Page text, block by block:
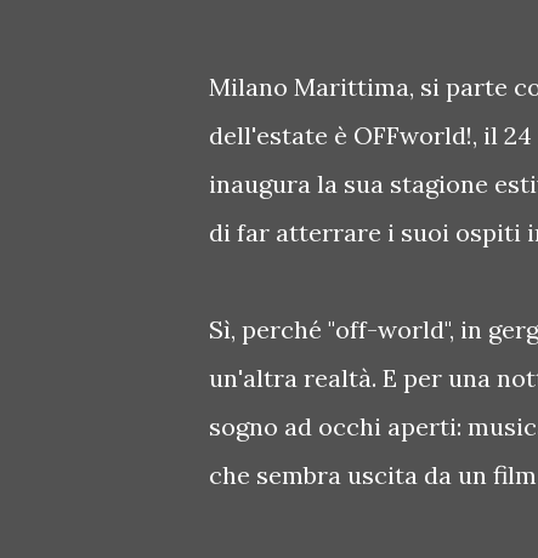
Milano Marittima, si parte
dell'estate è OFFworld!, il
inaugura la sua stagione
di far atterrare i suoi ospiti
Sì, perché "off-world", in
un'altra realtà. E per una
sogno ad occhi aperti:
che sembra uscita da un